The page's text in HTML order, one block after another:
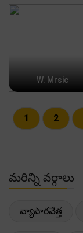
W. Mrsic
1 2
మరిన్ని వర్గాలు
వ్యాపారవేత్త